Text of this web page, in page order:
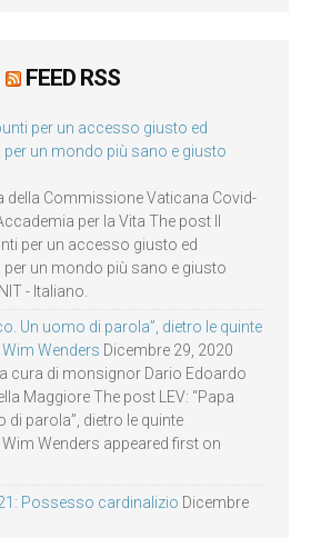
FEED RSS
per un accesso giusto ed
per un mondo più sano e giusto
della Commissione Vaticana Covid-
per la Vita The post Il
per un accesso giusto ed
per un mondo più sano e giusto
- Italiano.
Un uomo di parola”, dietro le quinte
Wenders Dicembre 29, 2020
cura di monsignor Dario Edoardo
Maggiore The post LEV: “Papa
parola”, dietro le quinte
Wenders appeared first on
Possesso cardinalizio Dicembre